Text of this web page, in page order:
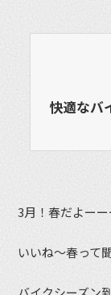
快適なバ
3月！春だよーー
いいね〜春って